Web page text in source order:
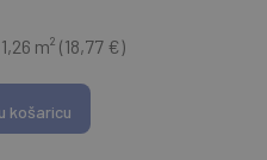
m² (18,77 €)
košaricu